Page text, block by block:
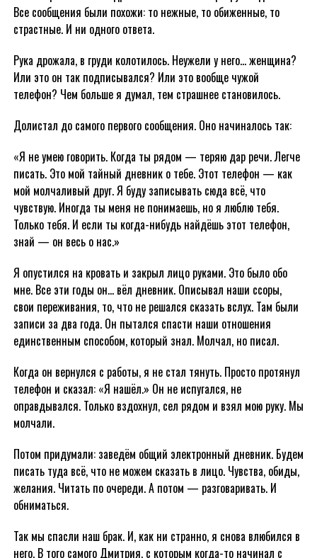
Все сообщения были похожи: то нежные, то обиженные, то
страстные. И ни одного ответа.
Рука дрожала, в груди колотилось. Неужели у него… женщина?
Или это он так подписывался? Или это вообще чужой
телефон? Чем больше я думал, тем страшнее становилось.
Долистал до самого первого сообщения. Оно начиналось так:
«Я не умею говорить. Когда ты рядом — теряю дар речи. Легче
писать. Это мой тайный дневник о тебе. Этот телефон — как
мой молчаливый друг. Я буду записывать сюда всё, что
чувствую. Иногда ты меня не понимаешь, но я люблю тебя.
Только тебя. И если ты когда-нибудь найдёшь этот телефон,
знай — он весь о нас.»
Я опустился на кровать и закрыл лицо руками. Это было обо
мне. Все эти годы он… вёл дневник. Описывал наши ссоры,
свои переживания, то, что не решался сказать вслух. Там были
записи за два года. Он пытался спасти наши отношения
единственным способом, который знал. Молчал, но писал.
Когда он вернулся с работы, я не стал тянуть. Просто протянул
телефон и сказал: «Я нашёл.» Он не испугался, не
оправдывался. Только вздохнул, сел рядом и взял мою руку. Мы
молчали.
Потом придумали: заведём общий электронный дневник. Будем
писать туда всё, что не можем сказать в лицо. Чувства, обиды,
желания. Читать по очереди. А потом — разговаривать. И
обниматься.
Так мы спасли наш брак. И, как ни странно, я снова влюбился в
него. В того самого Дмитрия, с которым когда-то начинал с